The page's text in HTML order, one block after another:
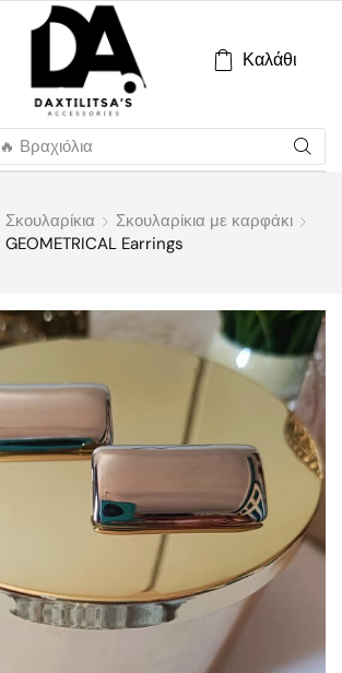
Καλάθι
🔥 Βραχιόλια
Σκουλαρίκια
Σκουλαρίκια με καρφάκι
GEOMETRICAL Earrings